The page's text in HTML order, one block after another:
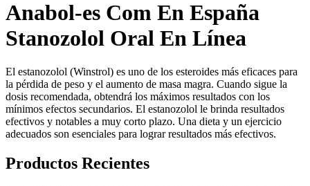
Anabol-es Com En España
Stanozolol Oral En Línea
El estanozolol (Winstrol) es uno de los esteroides más eficaces para
la pérdida de peso y el aumento de masa magra. Cuando sigue la
dosis recomendada, obtendrá los máximos resultados con los
mínimos efectos secundarios. El estanozolol le brinda resultados
efectivos y notables a muy corto plazo. Una dieta y un ejercicio
adecuados son esenciales para lograr resultados más efectivos.
Productos Recientes